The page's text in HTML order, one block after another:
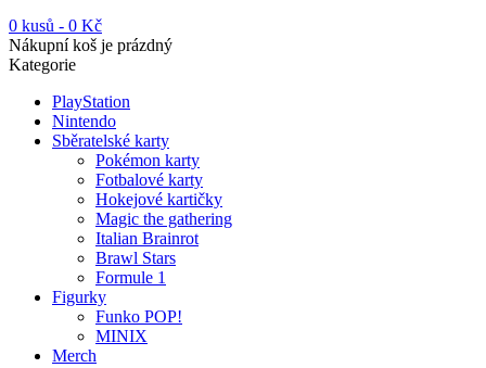
0 kusů - 0 Kč
Nákupní koš je prázdný
Kategorie
PlayStation
Nintendo
Sběratelské karty
Pokémon karty
Fotbalové karty
Hokejové kartičky
Magic the gathering
Italian Brainrot
Brawl Stars
Formule 1
Figurky
Funko POP!
MINIX
Merch